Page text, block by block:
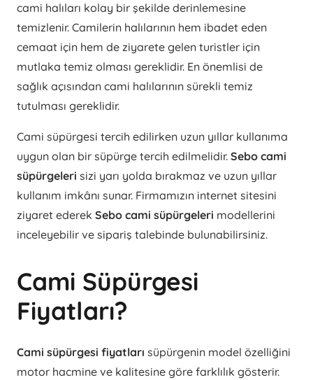
cami halıları kolay bir şekilde derinlemesine
temizlenir. Camilerin halılarının hem ibadet eden
cemaat için hem de ziyarete gelen turistler için
mutlaka temiz olması gereklidir. En önemlisi de
sağlık açısından cami halılarının sürekli temiz
tutulması gereklidir.
Cami süpürgesi tercih edilirken uzun yıllar kullanıma
uygun olan bir süpürge tercih edilmelidir. Sebo cami
süpürgeleri sizi yarı yolda bırakmaz ve uzun yıllar
kullanım imkânı sunar. Firmamızın internet sitesini
ziyaret ederek Sebo cami süpürgeleri modellerini
inceleyebilir ve sipariş talebinde bulunabilirsiniz.
Cami Süpürgesi
Fiyatları?
Cami süpürgesi fiyatları süpürgenin model özelliğini
motor hacmine ve kalitesine göre farklılık gösterir.